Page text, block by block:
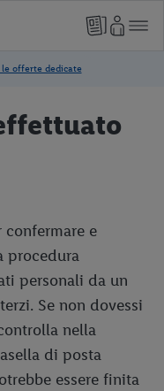
e
procedura
personali da un
Se non dovessi
nella
di posta
essere finita